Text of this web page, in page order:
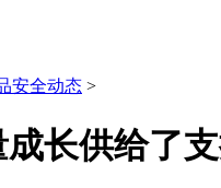
安全动态 >
长供给了